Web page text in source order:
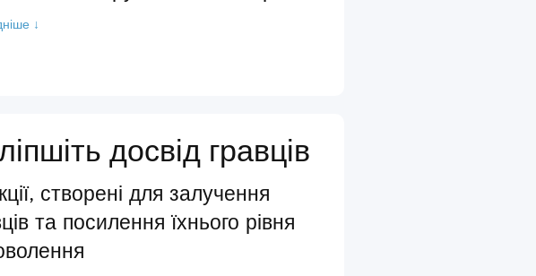
↓
досвід гравців
створені для залучення
та посилення їхнього рівня